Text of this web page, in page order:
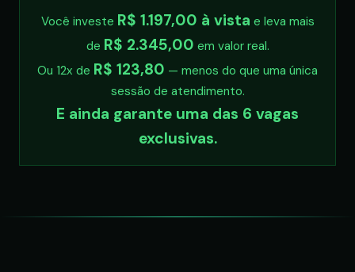
Você investe R$ 1.197,00 à vista e leva mais
de R$ 2.345,00 em valor real.
Ou 12x de R$ 123,80 — menos do que uma única
sessão de atendimento.
E ainda garante uma das 6 vagas
exclusivas.